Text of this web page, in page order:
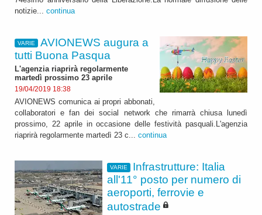
notizie... continua
VARIE
AVIONEWS augura a
tutti Buona Pasqua
L'agenzia riaprirà regolarmente
martedì prossimo 23 aprile
19/04/2019 18:38
AVIONEWS comunica ai propri abbonati,
collaboratori e fan dei social network che rimarrà chiusa lunedì
prossimo, 22 aprile in occasione delle festività pasquali.L'agenzia
riaprirà regolarmente martedì 23 c... continua
VARIE
Infrastrutture: Italia
all'11° posto per numero di
aeroporti, ferrovie e
autostrade